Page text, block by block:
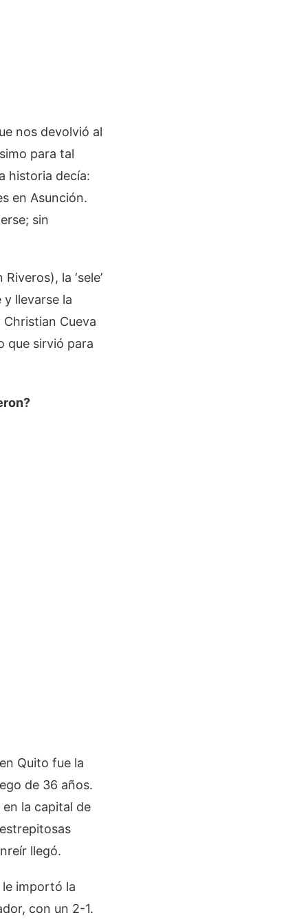
nos devolvió al
para tal
historia decía:
en Asunción.
sin
la ‘sele’
llevarse la
Cueva
que sirvió para
Quito fue la
de 36 años.
la capital de
llegó.
le importó la
con un 2-1.